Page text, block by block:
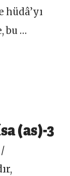
bu …
(as)-3
,